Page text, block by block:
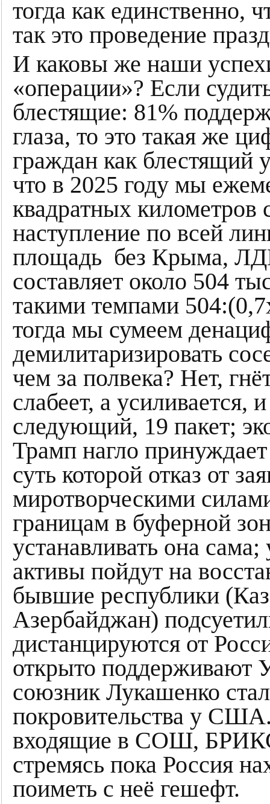
тогда как единственно,
так это проведение
И каковы же наши
«операции»? Если
блестящие: 81%
глаза, то это такая же
граждан как блестящий
что в 2025 году мы
квадратных километров
наступление по всей
площадь без Крыма,
составляет около 504
такими темпами
тогда мы сумеем
демилитаризировать
чем за полвека? Нет,
слабеет, а усиливается,
следующий, 19 пакет;
Трамп нагло
суть которой отказ от
миротворческими
границам в буферной
устанавливать она
активы пойдут на
бывшие республики
Азербайджан)
дистанцируются от
открыто поддерживают
союзник Лукашенко
покровительства у
входящие в СОШ,
стремясь пока Россия
поиметь с неё гешефт.